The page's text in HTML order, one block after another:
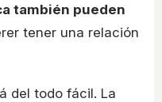
también pueden
tener una relación
del todo fácil. La